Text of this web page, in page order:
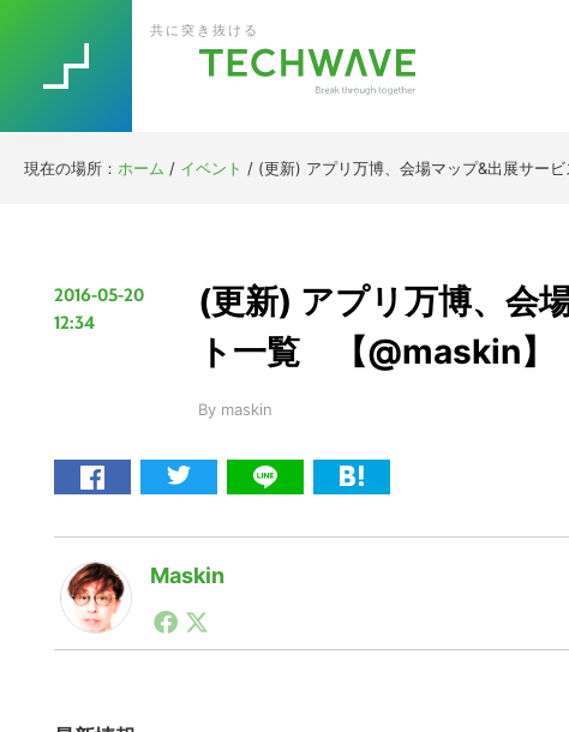
to
primary
to
main
to
primary
to
footer
共に突き抜ける
現在の場所： ホーム / イベント / (更新) アプリ万博、会場マップ&出展サー
2016-05-20
12:34
(更新) アプリ万博、会
ト一覧 【@maskin】
By maskin
Maskin
1990年代初頭から記者としてまた起業家としてITスタート
る。シリコンバレーやEU等でのスタートアップを経験。